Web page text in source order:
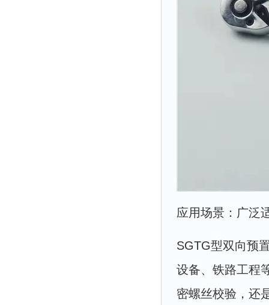
应用场景：广泛
SGTG型双向预
设备、铁路工程
密螺丝校验，还